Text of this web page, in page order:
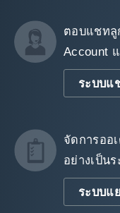
ตอบแชทลู
Account
ระบบแ
จัดการออ
อย่างเป็นร
ระบบแ